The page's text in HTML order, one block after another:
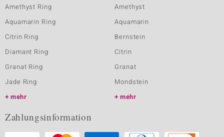
Amethyst Ring
Aquamarin Ring
Citrin Ring
Diamant Ring
Granat Ring
Jade Ring
mehr
Amethyst
Aquamarin
Bernstein
Citrin
Granat
Mondstein
mehr
Zahlungsinformation